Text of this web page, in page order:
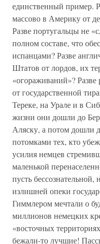
единственный пример.
массово в Америку от
Разве португальцы не
полном составе, что
испанцами? Разве
Штатов от лордов, их
«огораживаний»? Разве
от государственной
Тереке, на Урале и в
жизни они дошли до
Аляску, а потом дошли
потомками тех, кто
усилия немцев
маленькой
пусть
излишней опеки
Гиммлером мечтали о
миллионов немецких
«восточных
бежали-то лучшие!